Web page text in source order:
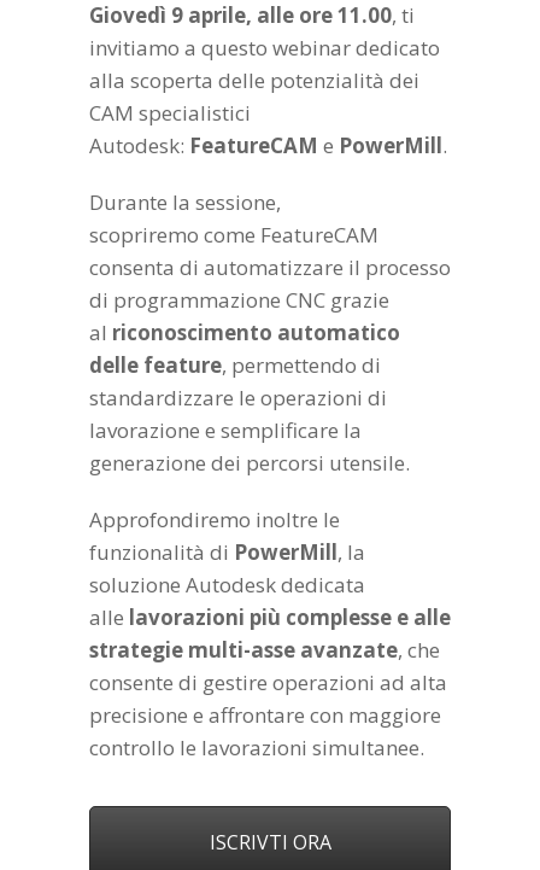
Giovedì 9 aprile, alle ore 11.00, ti
invitiamo a questo webinar dedicato
alla scoperta delle potenzialità dei
CAM specialistici
Autodesk: FeatureCAM e PowerMill.
Durante la sessione,
scopriremo come FeatureCAM
consenta di automatizzare il processo
di programmazione CNC grazie
al riconoscimento automatico
delle feature, permettendo di
standardizzare le operazioni di
lavorazione e semplificare la
generazione dei percorsi utensile.
Approfondiremo inoltre le
funzionalità di PowerMill, la
soluzione Autodesk dedicata
alle lavorazioni più complesse e alle
strategie multi-asse avanzate, che
consente di gestire operazioni ad alta
precisione e affrontare con maggiore
controllo le lavorazioni simultanee.
ISCRIVTI ORA